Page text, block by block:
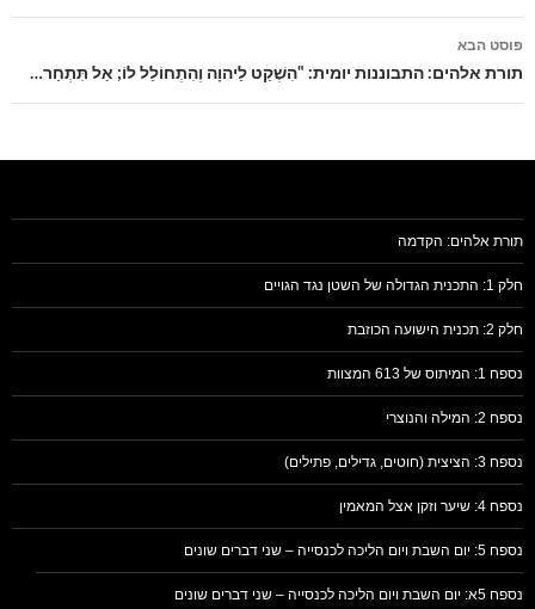
פוסט הבא
תורת אלהים: התבוננות יומית: "הִשְׁקֵט לַיהוָה וְהִתְחוֹלֵל לוֹ; אַל תִּתְחַר…
תורת אלהים: הקדמה
חלק 1: התכנית הגדולה של השטן נגד הגויים
חלק 2: תכנית הישועה הכוזבת
נספח 1: המיתוס של 613 המצוות
נספח 2: המילה והנוצרי
נספח 3: הציצית (חוטים, גדילים, פתילים)
נספח 4: שיער וזקן אצל המאמין
נספח 5: יום השבת ויום הליכה לכנסייה – שני דברים שונים
נספח 5א: יום השבת ויום הליכה לכנסייה – שני דברים שונים